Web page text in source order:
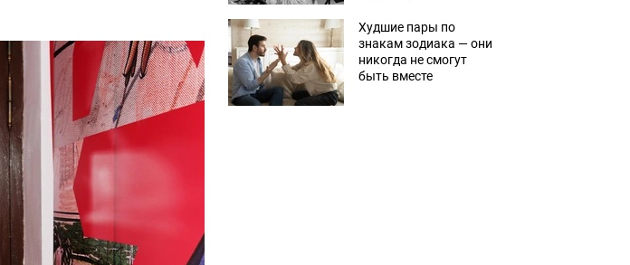
Худшие пары по
знакам зодиака — они
никогда не смогут
быть вместе